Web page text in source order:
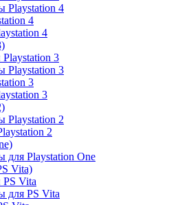
Playstation 4
4
4
3
Playstation 3
3
3
Playstation 2
2
для Playstation One
Vita)
Vita
для PS Vita